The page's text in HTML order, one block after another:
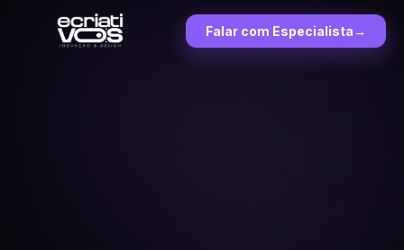
Falar com Especialista →